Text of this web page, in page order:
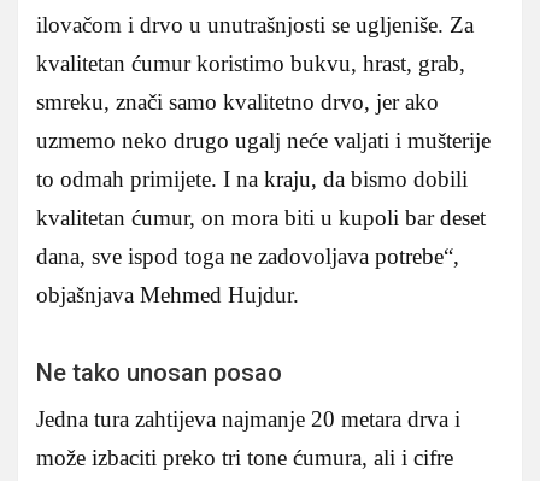
ilovačom i drvo u unutrašnjosti se ugljeniše. Za
kvalitetan ćumur koristimo bukvu, hrast, grab,
smreku, znači samo kvalitetno drvo, jer ako
uzmemo neko drugo ugalj neće valjati i mušterije
to odmah primijete. I na kraju, da bismo dobili
kvalitetan ćumur, on mora biti u kupoli bar deset
dana, sve ispod toga ne zadovoljava potrebe“,
objašnjava Mehmed Hujdur.
Ne tako unosan posao
Jedna tura zahtijeva najmanje 20 metara drva i
može izbaciti preko tri tone ćumura, ali i cifre